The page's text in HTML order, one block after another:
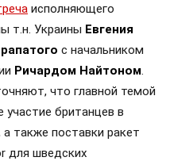
исполняющего
т.н. Украины Евгения
с начальником
Ричардом Найтоном.
что главной темой
британцев в
также поставки ракет
для шведских